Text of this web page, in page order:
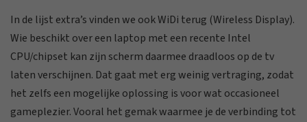
In de lijst extra’s vinden we ook WiDi terug (Wireless Display).
Wie beschikt over een laptop met een recente Intel
CPU/chipset kan zijn scherm daarmee draadloos op de tv
laten verschijnen. Dat gaat met erg weinig vertraging, zodat
het zelfs een mogelijke oplossing is voor wat occasioneel
gameplezier. Vooral het gemak waarmee je de verbinding tot